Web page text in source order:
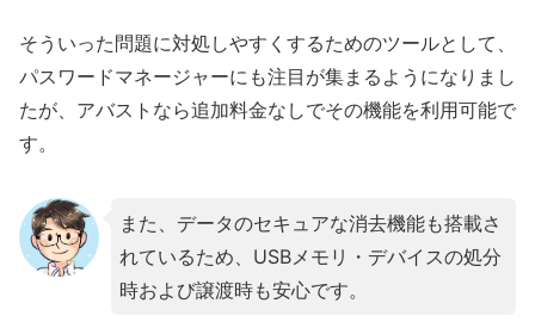
そういった問題に対処しやすくするためのツールとして、
パスワードマネージャーにも注目が集まるようになりまし
たが、アバストなら追加料金なしでその機能を利用可能で
す。
また、データのセキュアな消去機能も搭載さ
れているため、USBメモリ・デバイスの処分
時および譲渡時も安心です。